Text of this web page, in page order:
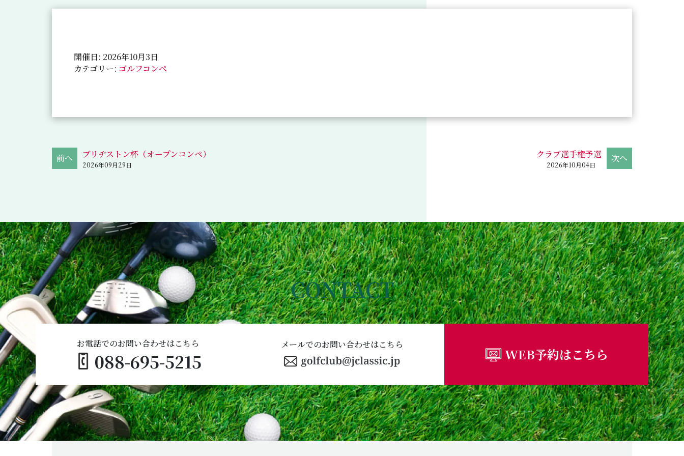
開催日: 2026年10月3日
カテゴリー: ゴルフコンペ
ブリヂストン杯（オープンコンペ）
2026年09月29日
クラブ選手権予選
2026年10月04日
CONTACT
088-695-5215
お電話でのお問い合わせはこちら メールでのお問い合わせはこちら
WEB予約はこちら